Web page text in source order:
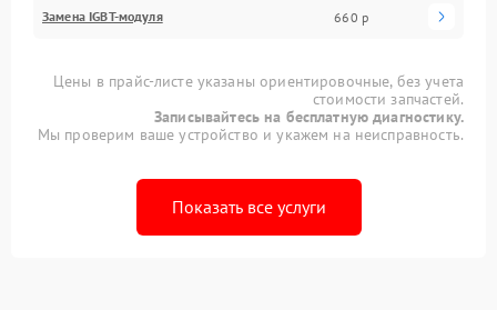
Замена IGBT-модуля 660 р
Цены в прайс-листе указаны ориентировочные, без учета
стоимости запчастей.
Записывайтесь на бесплатную диагностику.
Мы проверим ваше устройство и укажем на неисправность.
Показать все услуги